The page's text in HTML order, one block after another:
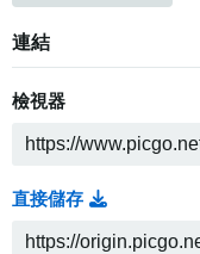
連結
檢視器
直接儲存